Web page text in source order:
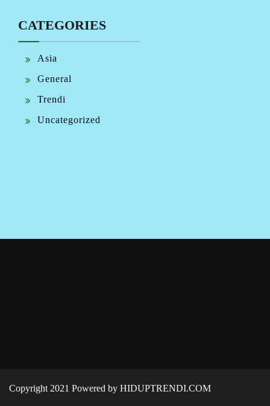
CATEGORIES
Asia
General
Trendi
Uncategorized
Copyright 2021 Powered by HIDUPTRENDI.COM